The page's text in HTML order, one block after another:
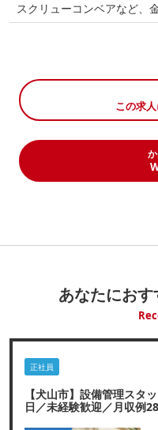
スクリューコンベアなど、
この求
あなたにお
正社員
【犬山市】設備管理スタ
日／未経験歓迎／月収例